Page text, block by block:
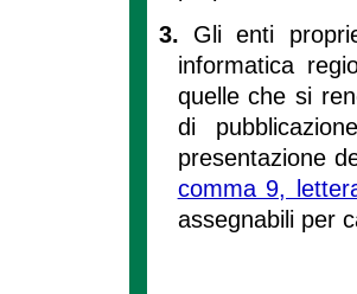
3. Gli enti
informatica
quelle che si
di
presentazione
comma 9,
assegnabili per